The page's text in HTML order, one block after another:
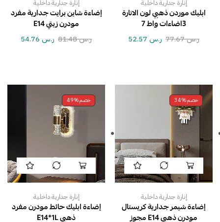
إنارة جدارية داخلية
ابليك موردن ذهبي لون الانارة
3اضاءات واط 7
ر.س77.67 ر.س
إنارة جدارية داخلية
إضاءة شاين برايت جدارية مفرد
مودرن زيتي E14
ر.س81.48 ر.س
خصم34%
إنارة جدارية داخلية
إضاءة شيمر جدارية كريستال
مودرن ذهبي E14 مجوز
خصم49%
إنارة جدارية داخلية
إضاءة ابليك حائط مودرن مفرد
ذهبي E14*1L